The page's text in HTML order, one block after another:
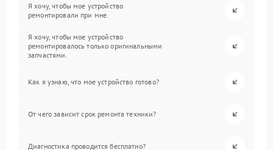
Я хочу, чтобы мое устройство
ремонтировали при мне.
Я хочу, чтобы мое устройство
ремонтировалось только оригинальными
запчастями.
Как я узнаю, что мое устройство готово?
От чего зависит срок ремонта техники?
Диагностика проводится бесплатно?